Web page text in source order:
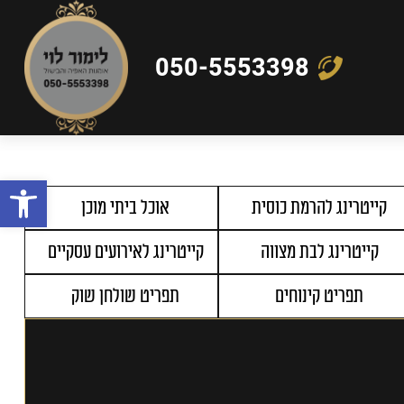
050-5553398
קייטרינג להרמת כוסית
אוכל ביתי מוכן
קייטרינג לבת מצווה
קייטרינג לאירועים עסקיים
תפריט קינוחים תפריט שולחן שוק